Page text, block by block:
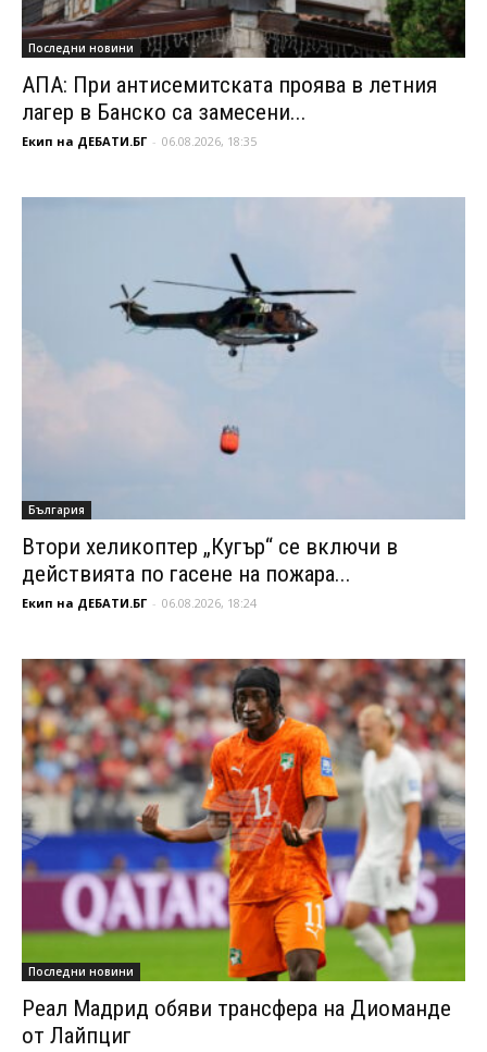
Последни новини
АПА: При антисемитската проява в летния
лагер в Банско са замесени...
Екип на ДЕБАТИ.БГ - 06.08.2026, 18:35
България
Втори хеликоптер „Кугър“ се включи в
действията по гасене на пожара...
Екип на ДЕБАТИ.БГ - 06.08.2026, 18:24
Последни новини
Реал Мадрид обяви трансфера на Диоманде
от Лайпциг